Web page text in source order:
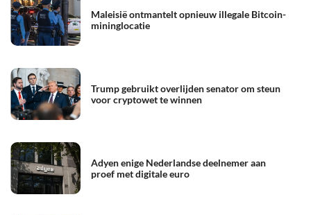
Maleisië ontmantelt opnieuw illegale Bitcoin-
mininglocatie
Trump gebruikt overlijden senator om steun
voor cryptowet te winnen
Adyen enige Nederlandse deelnemer aan
proef met digitale euro